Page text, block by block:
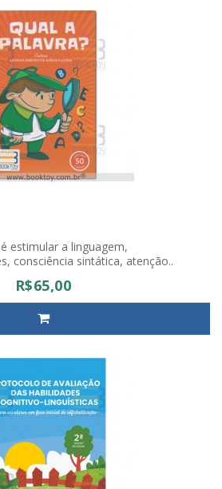
estimular a linguagem,
consciência sintática, atenção..
R$65,00